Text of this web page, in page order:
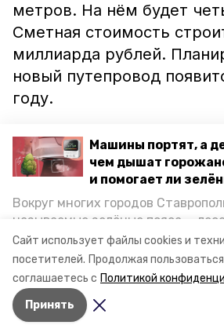
Сайт использует файлы cookies и
посетителей. Продолжая
соглашаетесь с Политикой
Принять
Машины портят, а
чем дышат
и помогает ли
Вокруг многих городов
называемые зелёные пояса —
снижающие негативное
газов на атмосферу.
постоянно растущим потоком
каким воздухом дышат жители
корреспондент «Победы26».
метров. На нём будет
Сметная стоимость
миллиарда рублей.
новый путепровод
году.
Ранее сообщалось, что
Ставрополья
Пятигорске на открытии
Авторы: Ольга Дьякова